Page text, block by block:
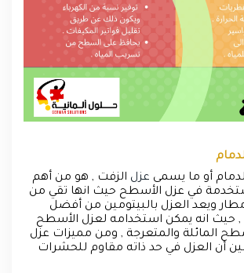
أو ما يسمى عزل الزفت , هو من أهم
في عزل الأسطح حيث انها تقي من
ويعد العزل بالبيتومين من أفضل
, حيث انه يمكن استخدامه لعزل الأسطح
المائلة والمتعرجة , ومن مميزات عزل
أن العزل في حد ذاته مقاوم للحشرات